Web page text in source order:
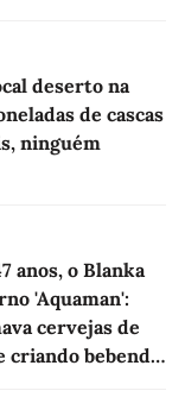
deserto na
de cascas
ninguém
anos, o Blanka
'Aquaman':
cervejas de
criando bebendo